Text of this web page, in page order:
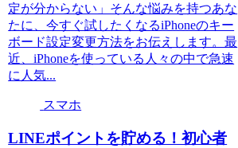
定が分からない」そんな悩みを持つあな
たに、今すぐ試したくなるiPhoneのキー
ボード設定変更方法をお伝えします。最
近、iPhoneを使っている人々の中で急速
に人気...
スマホ
LINEポイントを貯める！初心者